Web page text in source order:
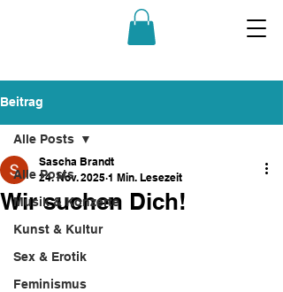
Beitrag
Alle Posts
Musik & Konzerte
Kunst & Kultur
Sex & Erotik
Feminismus
Alle Posts
Wir suchen Dich!
Sascha Brandt
24. Nov. 2025 1 Min. Lesezeit